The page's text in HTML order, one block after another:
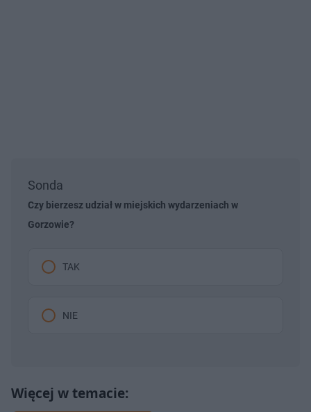
Sonda
Czy bierzesz udział w miejskich wydarzeniach w
Gorzowie?
TAK
NIE